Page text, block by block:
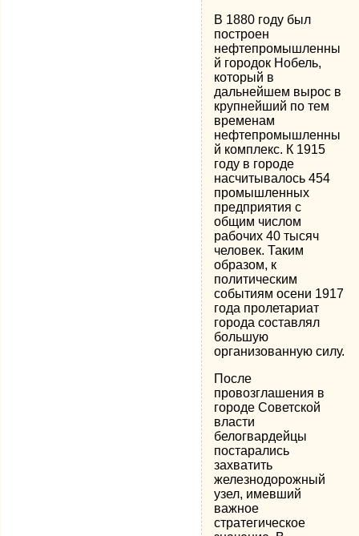
В 1880 году был
построен
нефтепромышленны
й городок Нобель,
который в
дальнейшем вырос в
крупнейший по тем
временам
нефтепромышленны
й комплекс. К 1915
году в городе
насчитывалось 454
промышленных
предприятия с
общим числом
рабочих 40 тысяч
человек. Таким
образом, к
политическим
событиям осени 1917
года пролетариат
города составлял
большую
организованную силу.
После
провозглашения в
городе Советской
власти
белогвардейцы
постарались
захватить
железнодорожный
узел, имевший
важное
стратегическое